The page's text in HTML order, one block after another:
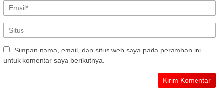
Simpan nama, email, dan situs web saya pada peramban ini
untuk komentar saya berikutnya.